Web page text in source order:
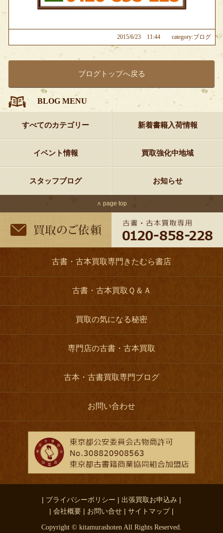
category:ブログ
2015/6/23 11:44
ブログトップへ戻る
BLOG MENU
すべてのカテゴリー 新着書籍入荷情報
イベント情報 買取強化中地域
スタッフブログ お知らせ
∧ page top
古書・古本買取専門きたむら書店
古書・古本買取Ｑ＆Ａ
買取の気になる秘密
専門店の古書・古本買取
古本・古書買取専門ブログ
お問い合わせ
| プライバシーポリシー | 出張買取お申込み |
| 会社概要 | お問い合せ | サイトマップ |
Copyright © kitamurashoten All Rights Reserved.